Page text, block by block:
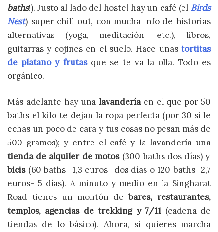
baths!). Justo al lado del hostel hay un café (el Birds
Nest) super chill out, con mucha info de historias
alternativas (yoga, meditación, etc.), libros,
guitarras y cojines en el suelo. Hace unas tortitas
de platano y frutasque se te va la olla. Todo es
orgánico.
Más adelante hay unalavanderíaen el que por 50
baths el kilo te dejan la ropa perfecta (por 30 si le
echas un poco de cara y tus cosas no pesan más de
500 gramos); y entre el café y la lavandería una
tienda de alquiler de motos(300 baths dos días) y
bicis(60 baths -1,3 euros- dos días o 120 baths -2,7
euros- 5 días). A minuto y medio en la Singharat
Road tienes un montón de bares, restaurantes,
templos, agencias de trekking y 7/11 (cadena de
tiendas de lo básico). Ahora, si quieres marcha